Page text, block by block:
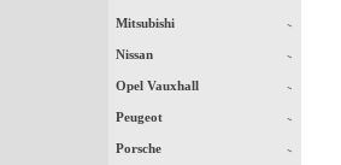
Mitsubishi
Nissan
Opel Vauxhall
Peugeot
Porsche